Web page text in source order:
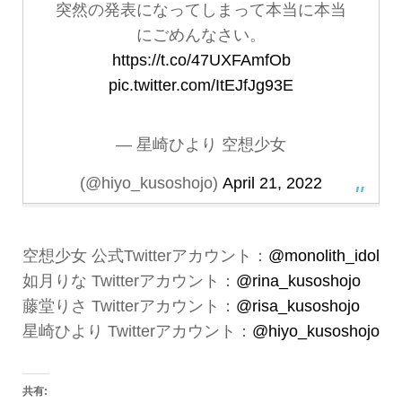
突然の発表になってしまって本当に本当
にごめんなさい。
https://t.co/47UXFAmfOb
pic.twitter.com/ItEJfJg93E
— 星崎ひより 空想少女
(@hiyo_kusoshojo) April 21, 2022
空想少女 公式Twitterアカウント： @monolith_idol
如月りな Twitterアカウント： @rina_kusoshojo
藤堂りさ Twitterアカウント： @risa_kusoshojo
星崎ひより Twitterアカウント： @hiyo_kusoshojo
共有: